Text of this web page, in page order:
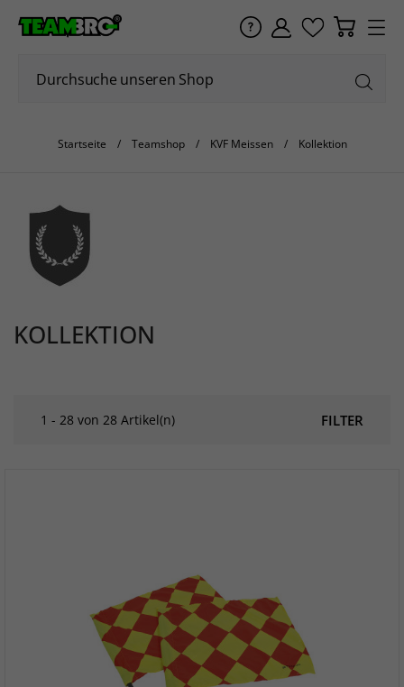
Startseite Teamshop KVF Meissen Kollektion
KOLLEKTION
FILTER
1 - 28 von 28 Artikel(n)